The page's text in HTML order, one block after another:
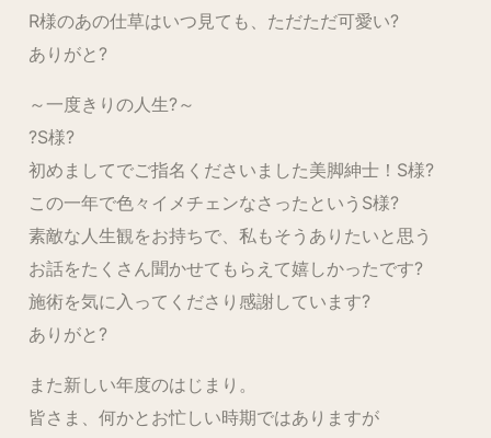
R様のあの仕草はいつ見ても、ただただ可愛い?
ありがと?
～一度きりの人生?～
?S様?
初めましてでご指名くださいました美脚紳士！S様?
この一年で色々イメチェンなさったというS様?
素敵な人生観をお持ちで、私もそうありたいと思う
お話をたくさん聞かせてもらえて嬉しかったです?
施術を気に入ってくださり感謝しています?
ありがと?
また新しい年度のはじまり。
皆さま、何かとお忙しい時期ではありますが